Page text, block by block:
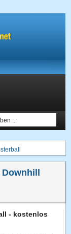
Downhill
- kostenlos